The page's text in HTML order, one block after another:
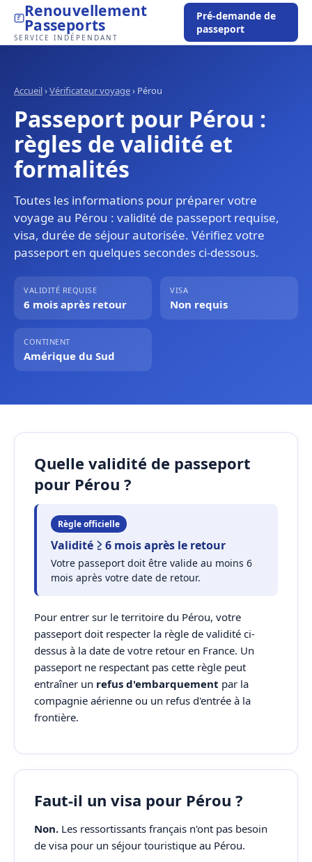
Renouvellement
Passeports
SERVICE INDÉPENDANT
Pré-demande de
passeport
Accueil›Vérificateur voyage› Pérou
Passeport pour Pérou :
règles de validité et
formalités
Toutes les informations pour préparer votre
voyage au Pérou : validité de passeport requise,
visa, durée de séjour autorisée. Vérifiez votre
passeport en quelques secondes ci-dessous.
VALIDITÉ REQUISE
6 mois après retour
VISA
Non requis
CONTINENT
Amérique du Sud
Quelle validité de passeport
pour Pérou ?
Règle officielle
Validité ≥ 6 mois après le retour
Votre passeport doit être valide au moins 6
mois après votre date de retour.
Pour entrer sur le territoire du Pérou, votre
passeport doit respecter la règle de validité ci-
dessus à la date de votre retour en France. Un
passeport ne respectant pas cette règle peut
entraîner un refus d'embarquement par la
compagnie aérienne ou un refus d'entrée à la
frontière.
Faut-il un visa pour Pérou ?
Non. Les ressortissants français n'ont pas besoin
de visa pour un séjour touristique au Pérou.